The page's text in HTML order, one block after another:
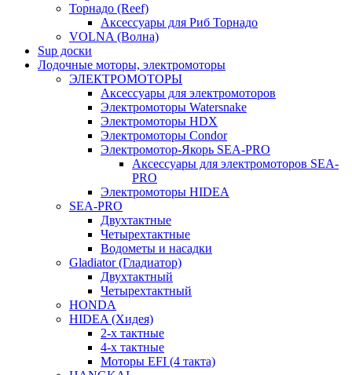
Торнадо (Reef)
Аксессуары для Риб Торнадо
VOLNA (Волна)
Sup доски
Лодочные моторы, электромоторы
ЭЛЕКТРОМОТОРЫ
Аксессуары для электромоторов
Электромоторы Watersnake
Электромоторы HDX
Электромоторы Condor
Электромотор-Якорь SEA-PRO
Аксессуары для электромоторов SEA-
PRO
Электромоторы HIDEA
SEA-PRO
Двухтактные
Четырехтактные
Водометы и насадки
Gladiator (Гладиатор)
Двухтактный
Четырехтактный
HONDA
HIDEA (Хидея)
2-х тактные
4-х тактные
Моторы EFI (4 такта)